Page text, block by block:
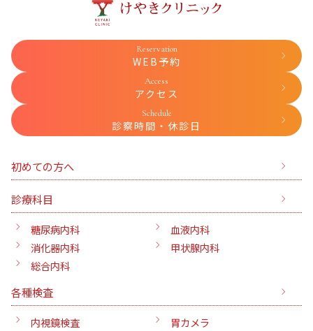
Reservation
WEB予約
Access
アクセス
Schedule
診察時間・休診日
初めての方へ
診療科目
糖尿病内科
血液内科
消化器内科
甲状腺内科
総合内科
各種検査
内視鏡検査
胃カメラ